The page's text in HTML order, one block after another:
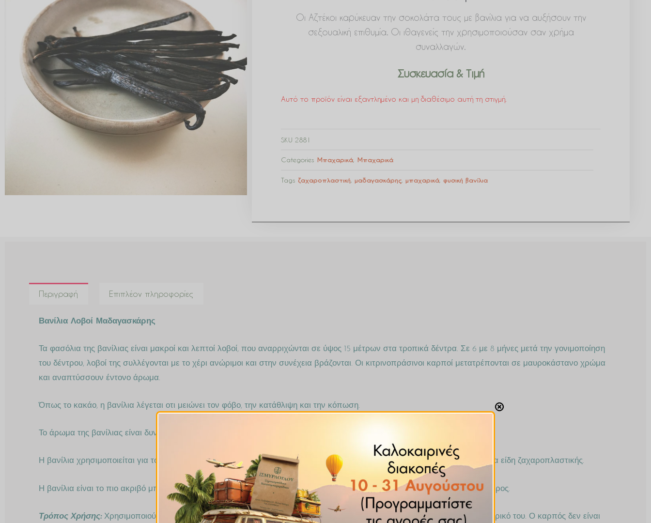
Οι Αζτέκοι καρύκευαν την σοκολάτα τους με βανίλια για να αυξήσουν την
σεξουαλική επιθυμία. Οι ιθαγενείς την χρησιμοποιούσαν σαν χρήμα
συναλλαγών.
Συσκευασία & Τιμή
Αυτό το προϊόν είναι εξαντλημένο και μη διαθέσιμο αυτή τη στιγμή.
SKU 2881
Categories Μπαχαρικά Μπαχαρικά
Tags ζαχαροπλαστική μαδαγασκάρης μπαχαρικά φυσική βανίλια
Περιγραφή Επιπλέον πληροφορίες
Βανίλια Λοβοί Μαδαγασκάρης
Τα φασόλια της βανίλιας είναι μακροί και λεπτοί λοβοί, που αναρριχώνται σε ύψος 15 μέτρων στα τροπικά δέντρα. Σε 6 με 8 μήνες μετά την γονιμοποίηση
του δέντρου, λοβοί της συλλέγονται με το χέρι ανώριμοι και στην συνέχεια βράζονται. Οι κιτρινοπράσινοι καρποί μετατρέπονται σε μαυροκάστανο χρώμα
και αναπτύσσουν έντονο άρωμα.
Όπως το κακάο, η βανίλια λέγεται οτι μειώνει τον φόβο, την κατάθλιψη και την κόπωση.
Το άρωμα της βανίλιας είναι δυνατό και ελαφρώς γλυκό. Η γεύση της είναι επίσης γλυκιά και ελαφρώς πικάντικη.
Η βανίλια χρησιμοποιείται για το καρύκευμα της σοκολάτας, του καφέ, σε γλυκά, φρουτοσαλάτες, κέικ και πολλά πολλά άλλα είδη ζαχαροπλαστικής.
Η βανίλια είναι το πιο ακριβό μπαχαρικό. Οι λοβοί πρέπει να αποθηκεύονται σε αεροστεγές δοχείο, σε κρύο και σκοτεινό μέρος.
Τρόπος Χρήσης: Χρησιμοποιούμε μόνο την σάρκα, το εσωτερικό του λοβού, κόβοντας το κατά μήκος και ξύνοντας το εσωτερικό του. Ο καρπός δεν είναι